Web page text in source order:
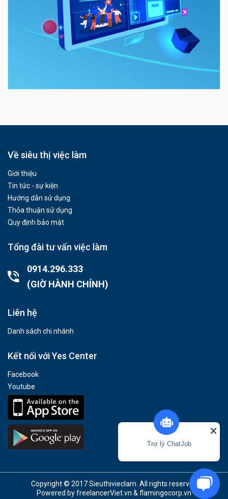
Về siêu thị việc làm
Giới thiệu
Tin tức - sự kiện
Hướng dẫn sử dụng
Thỏa thuận sử dụng
Quy định bảo mật
Tổng đài tư vấn việc làm
0914.296.333
(GIỜ HÀNH CHÍNH)
Liên hệ
Danh sách chi nhánh
Kết nối với Yes Center
Facebook
Youtube
Copyright © 2017 Sieuthivieclam. All rights reserved
Powered byfreelancerViet.vn & flamingocorp.vn
Trợ lý ChatJob